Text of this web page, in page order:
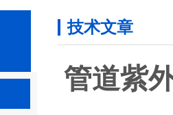
技术文章
管道紫